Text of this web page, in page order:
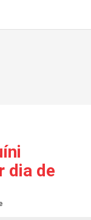
dia de